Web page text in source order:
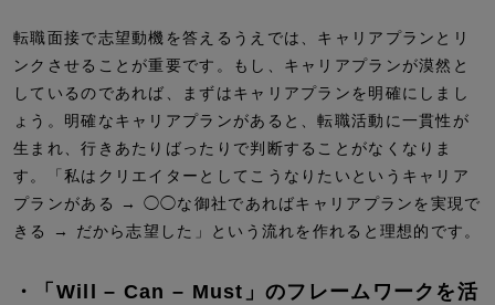
転職面接で志望動機を答えるうえでは、キャリアプランとリ
ンクさせることが重要です。もし、キャリアプランが漠然と
しているのであれば、まずはキャリアプランを明確にしまし
ょう。明確なキャリアプランがあると、転職活動に一貫性が
生まれ、行きあたりばったりで判断することがなくなりま
す。「私はクリエイターとしてこうなりたいというキャリア
プランがある → ◯◯な御社であればキャリアプランを実現で
きる → だから志望した」という流れを作れると理想的です。
・「Will – Can – Must」のフレームワークを活